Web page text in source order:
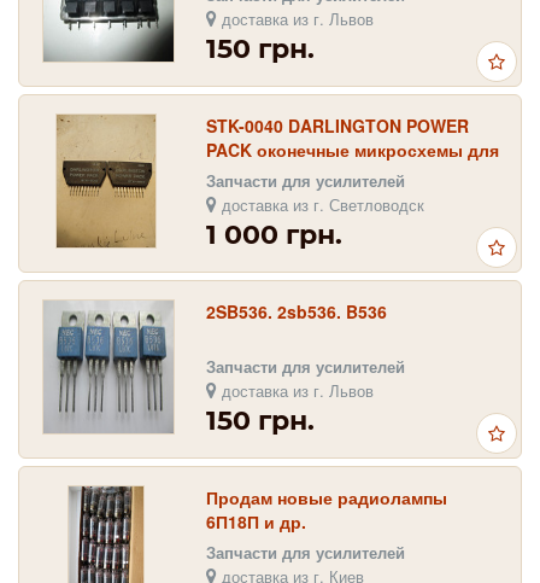
доставка из г. Львов
150 грн.
STK-0040 DARLINGTON POWER
PACK оконечные микросхемы для
усилителей AKAI и др.
Запчасти для усилителей
доставка из г. Светловодск
1 000 грн.
2SB536. 2sb536. B536
Запчасти для усилителей
доставка из г. Львов
150 грн.
Продам новые радиолампы
6П18П и др.
Запчасти для усилителей
доставка из г. Киев